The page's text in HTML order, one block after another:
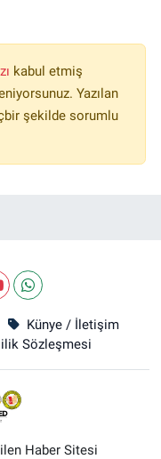
kabul etmiş
Yazılan
şekilde sorumlu
Künye / İletişim
Sözleşmesi
Haber Sitesi